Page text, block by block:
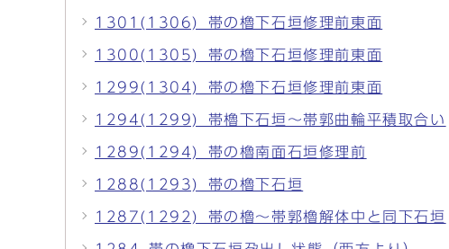
1301(1306)_帯の櫓下石垣修理前東面
1300(1305)_帯の櫓下石垣修理前東面
1299(1304)_帯の櫓下石垣修理前東面
1294(1299)_帯櫓下石垣～帯郭曲輪平積取合い
1289(1294)_帯の櫓南面石垣修理前
1288(1293)_帯の櫓下石垣
1287(1292)_帯の櫓～帯郭櫓解体中と同下石垣